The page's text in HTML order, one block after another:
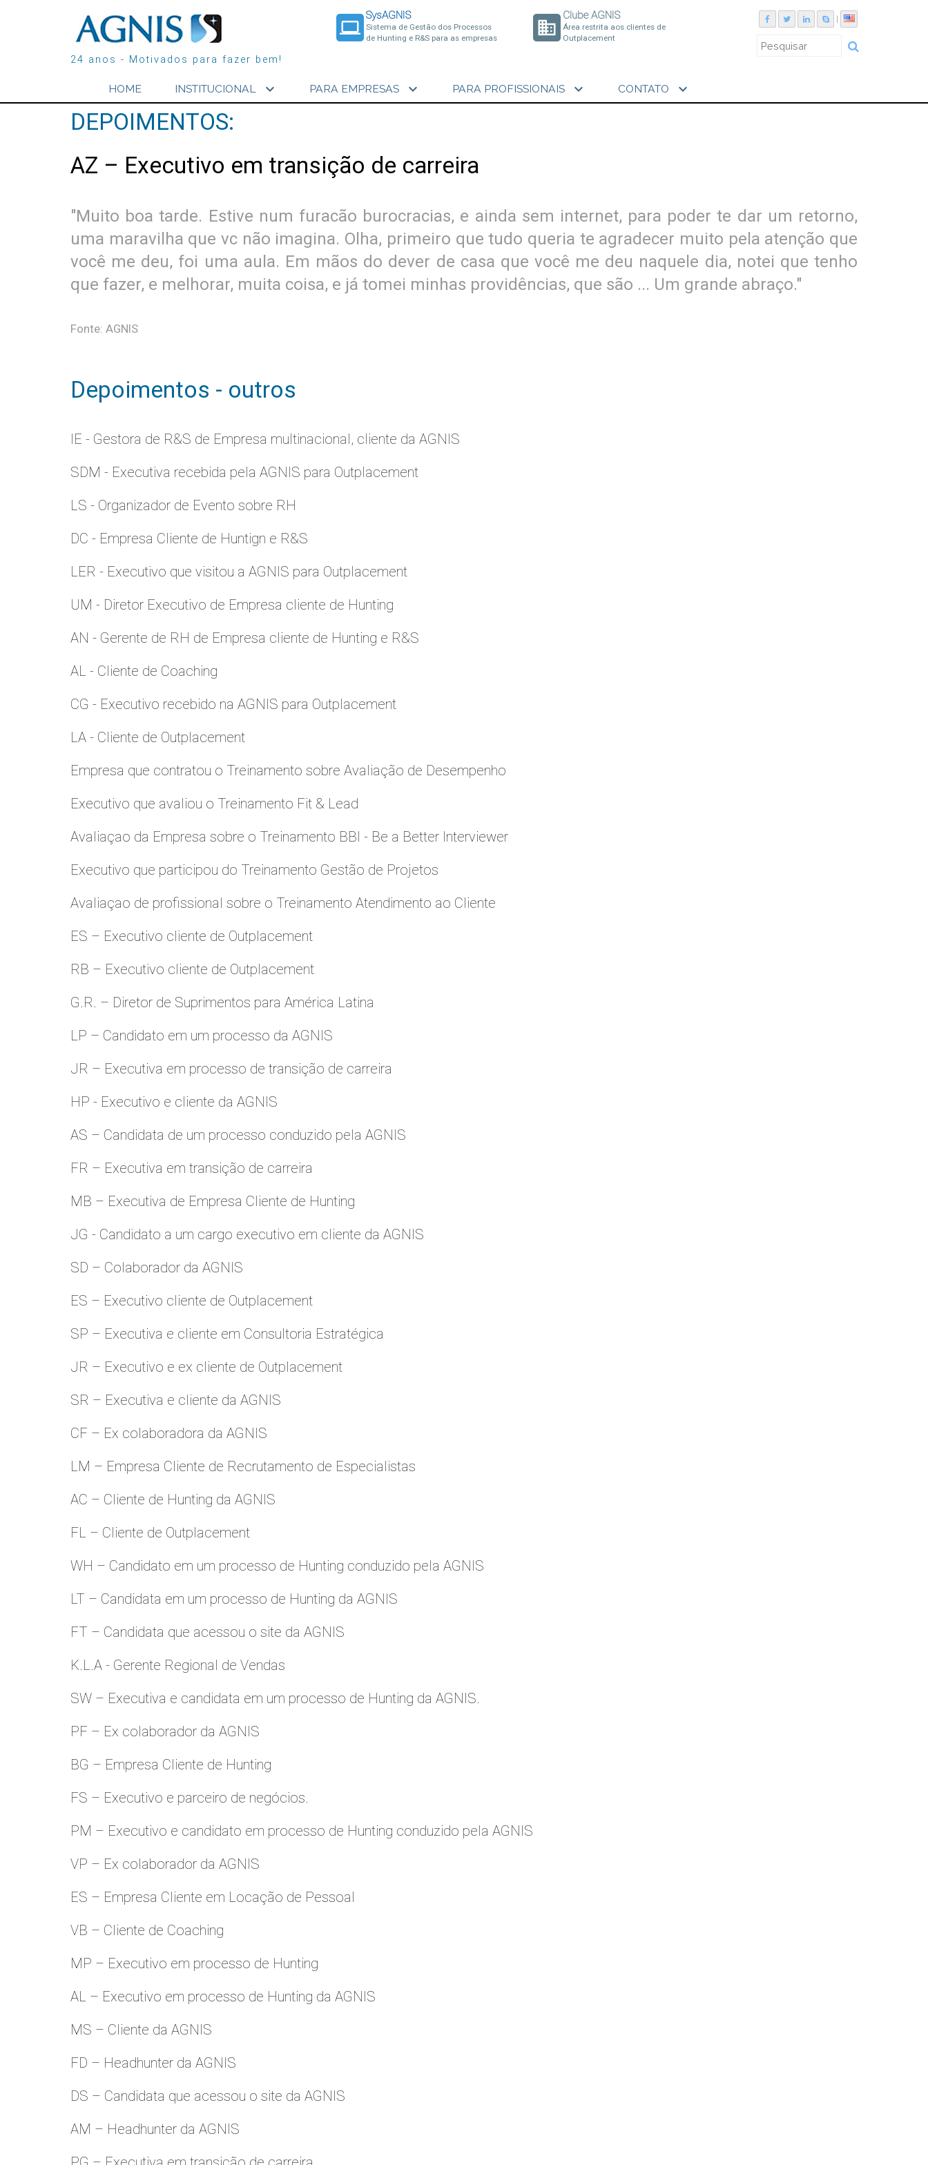
24 anos - Motivados para fazer bem!
laptop
SysAGNIS
Sistema de Gestão dos Processos
de Hunting e R&S para as empresas
business
Clube AGNIS
Área restrita aos clientes de
Outplacement
HOME INSTITUCIONAL expand_more PARA EMPRESAS expand_more PARA PROFISSIONAIS expand_more CONTATO expand_more
DEPOIMENTOS:
AZ – Executivo em transição de carreira
"Muito boa tarde. Estive num furacão burocracias, e ainda sem internet, para poder te dar um retorno,
uma maravilha que vc não imagina. Olha, primeiro que tudo queria te agradecer muito pela atenção que
você me deu, foi uma aula. Em mãos do dever de casa que você me deu naquele dia, notei que tenho
que fazer, e melhorar, muita coisa, e já tomei minhas providências, que são ... Um grande abraço."
Fonte: AGNIS
Depoimentos - outros
IE - Gestora de R&S de Empresa multinacional, cliente da AGNIS
SDM - Executiva recebida pela AGNIS para Outplacement
LS - Organizador de Evento sobre RH
DC - Empresa Cliente de Huntign e R&S
LER - Executivo que visitou a AGNIS para Outplacement
UM - Diretor Executivo de Empresa cliente de Hunting
AN - Gerente de RH de Empresa cliente de Hunting e R&S
AL - Cliente de Coaching
CG - Executivo recebido na AGNIS para Outplacement
LA - Cliente de Outplacement
Empresa que contratou o Treinamento sobre Avaliação de Desempenho
Executivo que avaliou o Treinamento Fit & Lead
Avaliaçao da Empresa sobre o Treinamento BBI - Be a Better Interviewer
Executivo que participou do Treinamento Gestão de Projetos
Avaliaçao de profissional sobre o Treinamento Atendimento ao Cliente
ES – Executivo cliente de Outplacement
RB – Executivo cliente de Outplacement
G.R. – Diretor de Suprimentos para América Latina
LP – Candidato em um processo da AGNIS
JR – Executiva em processo de transição de carreira
HP - Executivo e cliente da AGNIS
AS – Candidata de um processo conduzido pela AGNIS
FR – Executiva em transição de carreira
MB – Executiva de Empresa Cliente de Hunting
JG - Candidato a um cargo executivo em cliente da AGNIS
SD – Colaborador da AGNIS
ES – Executivo cliente de Outplacement
SP – Executiva e cliente em Consultoria Estratégica
JR – Executivo e ex cliente de Outplacement
SR – Executiva e cliente da AGNIS
CF – Ex colaboradora da AGNIS
LM – Empresa Cliente de Recrutamento de Especialistas
AC – Cliente de Hunting da AGNIS
FL – Cliente de Outplacement
WH – Candidato em um processo de Hunting conduzido pela AGNIS
LT – Candidata em um processo de Hunting da AGNIS
FT – Candidata que acessou o site da AGNIS
K.L.A - Gerente Regional de Vendas
SW – Executiva e candidata em um processo de Hunting da AGNIS.
PF – Ex colaborador da AGNIS
BG – Empresa Cliente de Hunting
FS – Executivo e parceiro de negócios.
PM – Executivo e candidato em processo de Hunting conduzido pela AGNIS
VP – Ex colaborador da AGNIS
ES – Empresa Cliente em Locação de Pessoal
VB – Cliente de Coaching
MP – Executivo em processo de Hunting
AL – Executivo em processo de Hunting da AGNIS
MS – Cliente da AGNIS
FD – Headhunter da AGNIS
DS – Candidata que acessou o site da AGNIS
AM – Headhunter da AGNIS